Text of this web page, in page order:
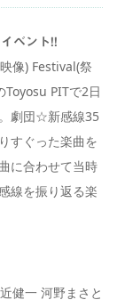
ベント!!
像) Festival(祭
Toyosu PITで2日
劇団☆新感線35
すぐった楽曲を
に合わせて当時
線を振り返る楽
健一 河野まさと